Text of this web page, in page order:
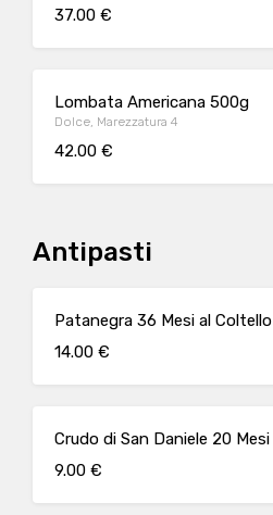
37.00 €
Lombata Americana 500g
Dolce, Marezzatura 4
42.00 €
Antipasti
Patanegra 36 Mesi al Coltello
14.00 €
Crudo di San Daniele 20 Mesi
9.00 €